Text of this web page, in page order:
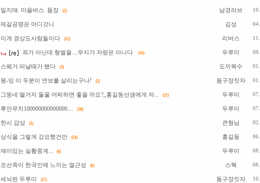
일지매. 마을버스. 돔장 (2) 남경러브
제갈공명은 어디갓니 김성
이게 경상도사람들이다 (12) 리버스
죄가 아닌데 형벌을....무지가 자랑은 아니다 (16) 두루미
스웨거 떠날때가 됐다 (3) 도끼목수
몽-잉 이 두분이 연보를 살리는구나! (2) 돔구장짓자
그동네 떨거지 둘울 어찌하면 좋을 까요?,,홍길동선생에게 자... (21) 두루미
후안무치100000000000000.... (38) 두루미
한시 감상 (1) 큰형님
상식을 그렇게 강요했건만 (14) 홍길동
재미있는 실황중계... (6) 두루미
조선족이 한국인에 느끼는 열근성 (6) 스웩
세뇌된 두루미 (17) 돔구장짓자